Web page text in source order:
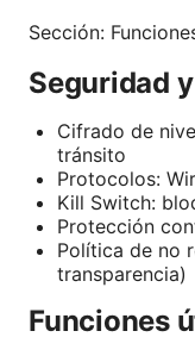
Sección:
Seguridad
Cifrado de
tránsito
Protocolos:
Kill Switch:
Protección
Política de no
transparencia)
Funciones